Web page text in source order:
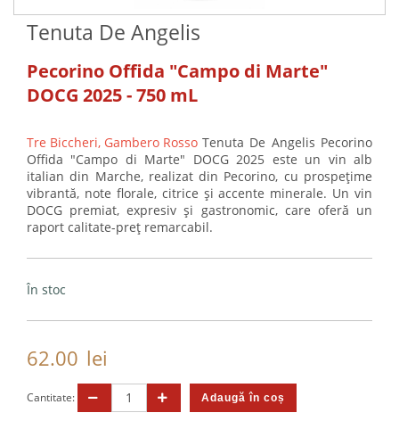
Tenuta De Angelis
Pecorino Offida "Campo di Marte"
DOCG 2025 - 750 mL
Tre Biccheri, Gambero Rosso Tenuta De Angelis Pecorino
Offida "Campo di Marte" DOCG 2025 este un vin alb
italian din Marche, realizat din Pecorino, cu prospețime
vibrantă, note florale, citrice și accente minerale. Un vin
DOCG premiat, expresiv și gastronomic, care oferă un
raport calitate-preț remarcabil.
În stoc
62.00 lei
Cantitate: